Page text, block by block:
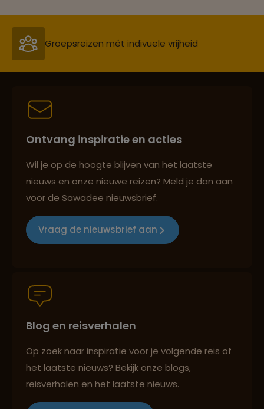
Persoonlijk en deskundig reisadvies
Best beoordeelde reisroutes
Groepsreizen mét indivuele vrijheid
Best beoordeelde reisroutes
Reizen met oog voor mens, cultuur en milieu
Ontvang inspiratie en acties
Wil je op de hoogte blijven van het laatste
nieuws en onze nieuwe reizen? Meld je dan aan
voor de Sawadee nieuwsbrief.
Vraag de nieuwsbrief aan
Blog en reisverhalen
Op zoek naar inspiratie voor je volgende reis of
het laatste nieuws? Bekijk onze blogs,
reisverhalen en het laatste nieuws.